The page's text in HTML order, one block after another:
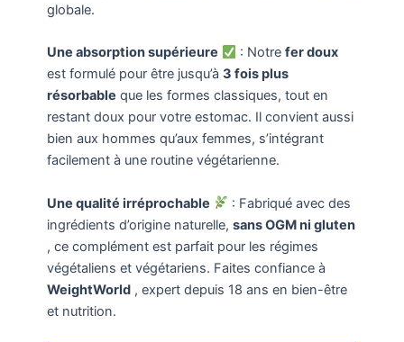
globale.
Une absorption supérieure : Notrefer doux
est formulé pour être jusqu’à 3 fois plus
résorbable que les formes classiques, tout en
restant doux pour votre estomac. Il convient aussi
bien aux hommes qu’aux femmes, s’intégrant
facilement à une routine végétarienne.
Une qualité irréprochable
: Fabriqué avec des
ingrédients d’origine naturelle, sans OGM ni gluten
, ce complément est parfait pour les régimes
végétaliens et végétariens. Faites confiance à
WeightWorld, expert depuis 18 ans en bien-être
et nutrition.